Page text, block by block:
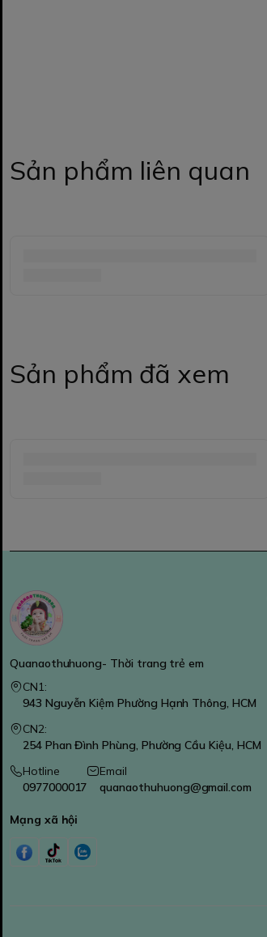
Sản phẩm liên quan
Sản phẩm đã xem
Quanaothuhuong- Thời trang trẻ em
CN1:
943 Nguyễn Kiệm Phường Hạnh Thông, HCM
CN2:
254 Phan Đình Phùng, Phường Cầu Kiệu, HCM
Hotline
0977000017
Email
quanaothuhuong@gmail.com
Mạng xã hội